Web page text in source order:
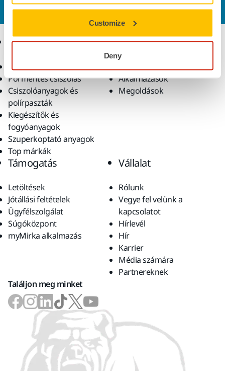
Customize
Deny
válaszol kérdéseire.
Termékek
Elektromos szerszámok
Pormentes csiszolás
Csiszolóanyagok és
polírpaszták
Kiegészítők és
fogyóanyagok
Szuperkoptató anyagok
Top márkák
Tudásbázis
Iparágak
Alkalmazások
Megoldások
Támogatás
Letöltések
Jótállási feltételek
Ügyfélszolgálat
Súgóközpont
myMirka alkalmazás
Vállalat
Rólunk
Vegye fel velünk a
kapcsolatot
Hírlevél
Hír
Karrier
Média számára
Partnereknek
Találjon meg minket